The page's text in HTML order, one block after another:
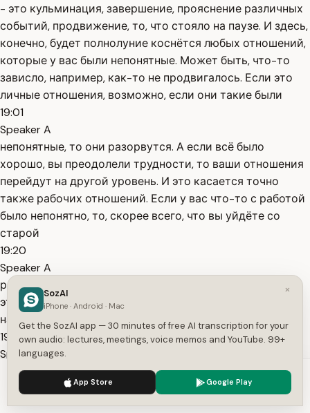
- это кульминация, завершение, прояснение различных
событий, продвижение, то, что стояло на паузе. И здесь,
конечно, будет полнолуние коснётся любых отношений,
которые у вас были непонятные. Может быть, что-то
зависло, например, как-то не продвигалось. Если это
личные отношения, возможно, если они такие были
19:01
Speaker A
непонятные, то они разорвутся. А если всё было
хорошо, вы преодолели трудности, то ваши отношения
перейдут на другой уровень. И это касается точно
также рабочих отношений. Если у вас что-то с работой
было непонятно, то, скорее всего, что вы уйдёте со
старой
19:20
Speaker A
работы и пойдёте на новую. Может быть, вы уже давно
этого хотели, потому что у вас там токсичный
начальник, допустим, который вам надоел.
19:30
Speaker A
Э также, ээ, могут быть отношения с любыми людьми,
проясняться с друзьями. То есть вы поймёте, кто ваш
друг, а кто враг. Допустим, с соседями тоже могут
We use cookies to enhance your experience.
×
SozAI
iPhone · Android · Mac
Get the SozAI app — 30 minutes of free AI transcription for your
own audio: lectures, meetings, voice memos and YouTube. 99+
languages.
App Store Google Play